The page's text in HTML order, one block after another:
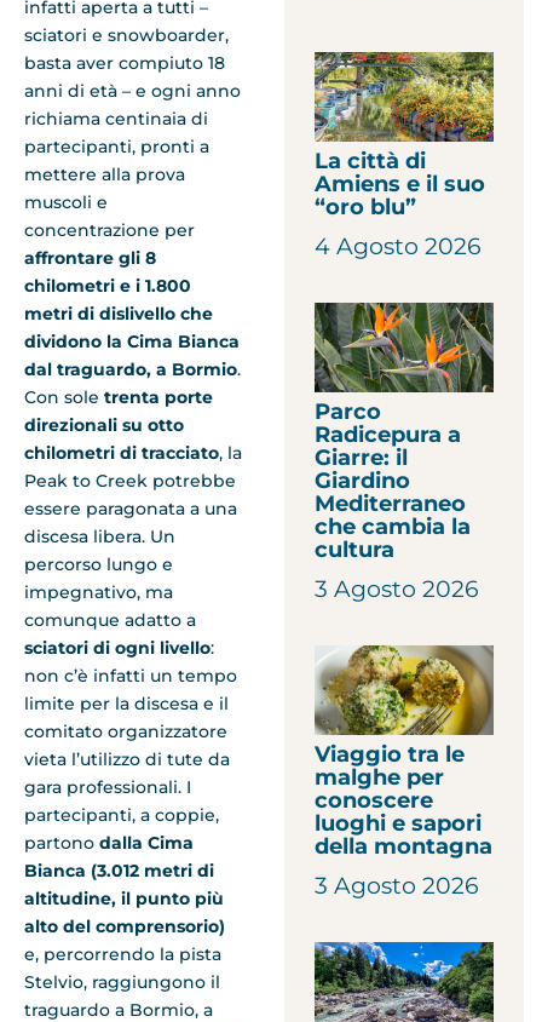
infatti aperta a tutti –
sciatori e snowboarder,
basta aver compiuto 18
anni di età – e ogni anno
richiama centinaia di
partecipanti, pronti a
mettere alla prova
muscoli e
concentrazione per
affrontare gli 8
chilometri e i 1.800
metri di dislivello che
dividono la Cima Bianca
dal traguardo, a Bormio.
Con sole trenta porte
direzionali su otto
chilometri di tracciato, la
Peak to Creek potrebbe
essere paragonata a una
discesa libera. Un
percorso lungo e
impegnativo, ma
comunque adatto a
sciatori di ogni livello:
non c’è infatti un tempo
limite per la discesa e il
comitato organizzatore
vieta l’utilizzo di tute da
gara professionali. I
partecipanti, a coppie,
partono dalla Cima
Bianca (3.012 metri di
altitudine, il punto più
alto del comprensorio)
e, percorrendo la pista
Stelvio, raggiungono il
traguardo a Bormio, a
La città di
Amiens e il suo
“oro blu”
4 Agosto 2026
Parco
Radicepura a
Giarre: il
Giardino
Mediterraneo
che cambia la
cultura
3 Agosto 2026
Viaggio tra le
malghe per
conoscere
luoghi e sapori
della montagna
3 Agosto 2026